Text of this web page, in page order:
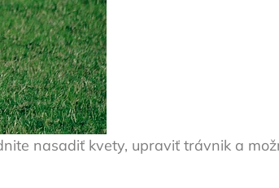
nasadiť kvety, upraviť trávnik a